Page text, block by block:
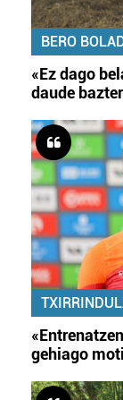
BERO
«Ez dago
daude
gehiago